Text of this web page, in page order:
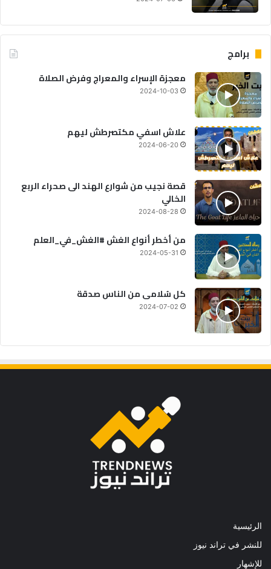
برامج
معجزة الإسراء والمعراج وفرض الصلاة
2024-10-03
علاش اسفي مكتصرطش ليهم
2024-06-20
قصة نجيب من شوارع الهند الى صحراء الربع
الخالي
2024-08-28
من أخطر أنواع الغش #الغش_في_العلم
2024-05-31
كل سُلامى من الناس صدقة
2024-07-02
الرئيسية
للنشر في تراند نيوز
للإشهار